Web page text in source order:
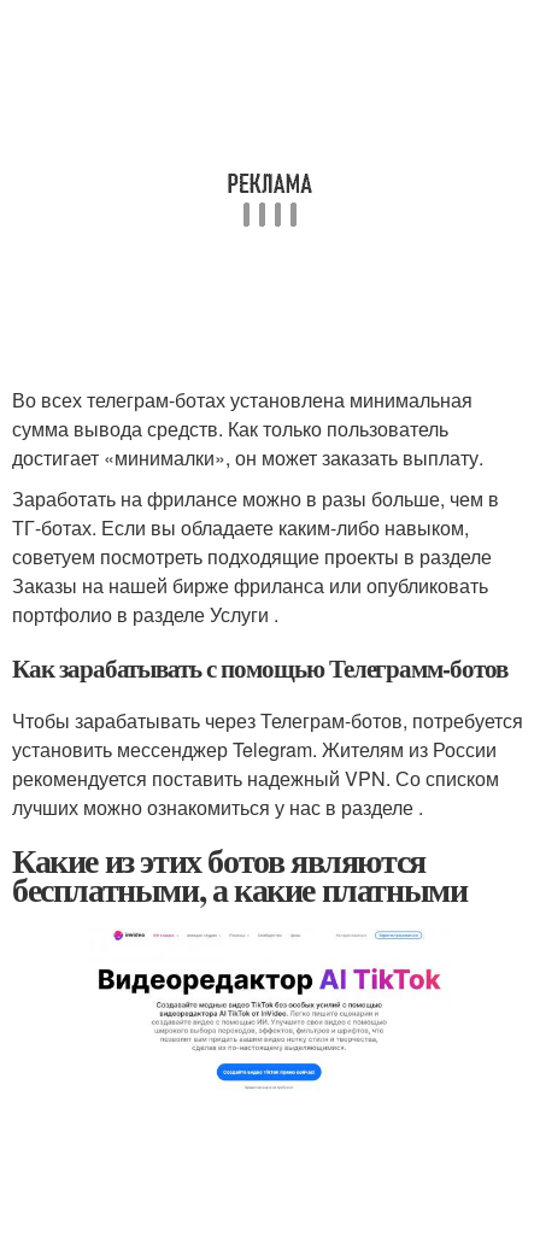
Во всех телеграм-ботах установлена минимальная
сумма вывода средств. Как только пользователь
достигает «минималки», он может заказать выплату.
Заработать на фрилансе можно в разы больше, чем в
ТГ-ботах. Если вы обладаете каким-либо навыком,
советуем посмотреть подходящие проекты в разделе
Заказы на нашей бирже фриланса или опубликовать
портфолио в разделе Услуги .
Как зарабатывать с помощью Телеграмм-ботов
Чтобы зарабатывать через Телеграм-ботов, потребуется
установить мессенджер Telegram. Жителям из России
рекомендуется поставить надежный VPN. Со списком
лучших можно ознакомиться у нас в разделе .
Какие из этих ботов являются
бесплатными, а какие платными